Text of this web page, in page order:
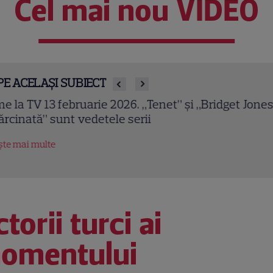
Cel mai nou VIDEO
ACELAȘI SUBIECT
(2007). Ray Winstone și Angelina Jolie într-o
epică a celui mai vechi poem englez
mai multe
turci ai